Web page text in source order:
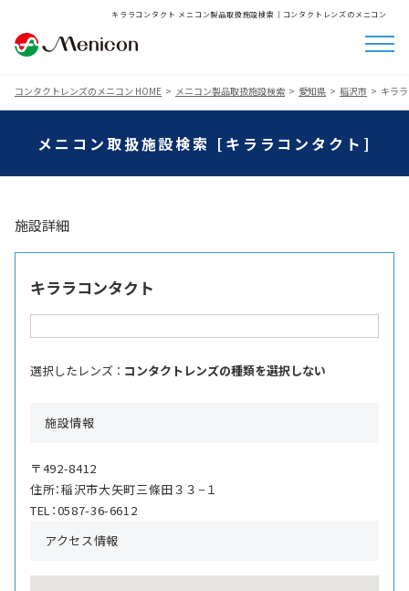
キララコンタクト メニコン製品取扱施設検索│コンタクトレンズのメニコン
コンタクトレンズのメニコン HOME メニコン製品取扱施設検索 愛知県 稲沢市 キラ
メニコン取扱施設検索 [キララコンタクト]
施設詳細
キララコンタクト
選択したレンズ ： コンタクトレンズの種類を選択しない
施設情報
〒492-8412
住所：稲沢市大矢町三條田３３−１
TEL：0587-36-6612
アクセス情報